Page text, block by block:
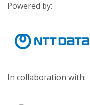
Powered by:
In collaboration with: